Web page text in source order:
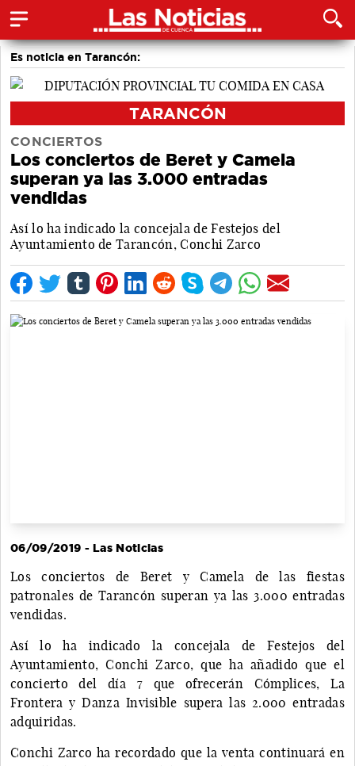
Es noticia en Tarancón:
TARANCÓN
CONCIERTOS
Los conciertos de Beret y Camela
superan ya las 3.000 entradas
vendidas
Así lo ha indicado la concejala de Festejos del
Ayuntamiento de Tarancón, Conchi Zarco
06/09/2019 - Las Noticias
Los conciertos de Beret y Camela de las fiestas
patronales de Tarancón superan ya las 3.000 entradas
vendidas.
Así lo ha indicado la concejala de Festejos del
Ayuntamiento, Conchi Zarco, que ha añadido que el
concierto del día 7 que ofrecerán Cómplices, La
Frontera y Danza Invisible supera las 2.000 entradas
adquiridas.
Conchi Zarco ha recordado que la venta continuará en